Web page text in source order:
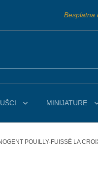
MINIJATURE
POUILLY-FUISSÉ LA